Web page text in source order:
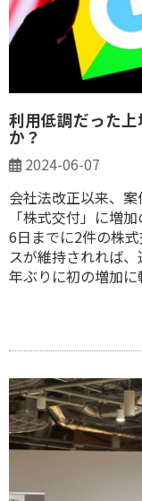
利用低調だった
か？
2024-06-07
会社法改正以来、
「株式交付」に増
6日までに2件の株
スが維持されれば
年ぶりに初の増加に